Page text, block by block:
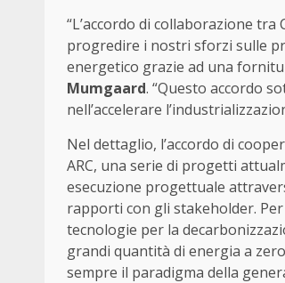
“L’accordo di collaborazione
progredire i nostri sforzi sulle
energetico grazie ad una
Mumgaard. “Questo accordo
nell’accelerare
Nel dettaglio, l’accordo di
ARC, una serie di progetti
esecuzione progettuale
rapporti con gli stakeholder.
tecnologie per la
grandi quantità di energia a
sempre il paradigma della